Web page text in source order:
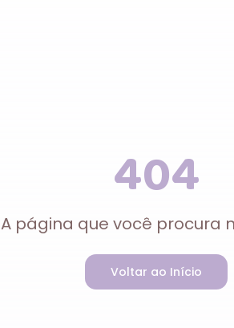
404
A página que você procura
Voltar ao Início